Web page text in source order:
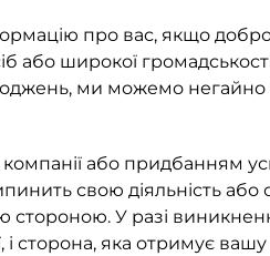
про вас, якщо
або широкої
ми можемо
або придбанням
свою діяльність або
У разі
і сторона, яка отримує